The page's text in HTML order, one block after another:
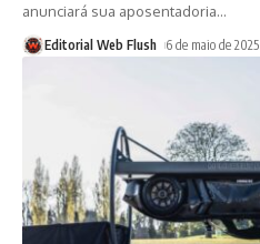
anunciará sua aposentadoria…
Editorial Web Flush 6 de maio de 2025